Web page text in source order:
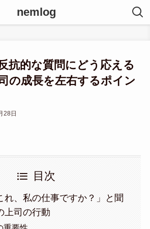
nemlog
抗的な質問にどう応える
の成長を左右するポイン
28日
目次
れ、私の仕事ですか？」と聞
上司の行動